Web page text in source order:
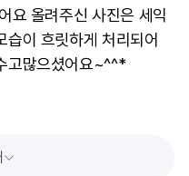
요 올려주신 사진은 세익
이 흐릿하게 처리되어
고많으셨어요~^^*